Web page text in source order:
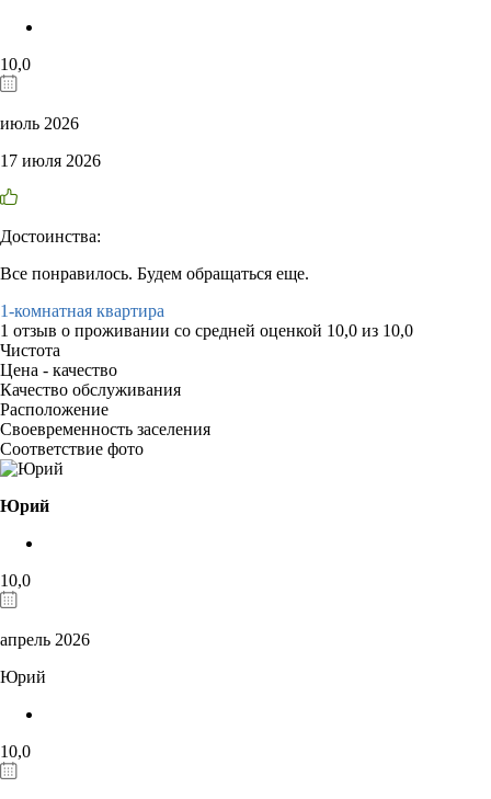
10,0
июль 2026
17 июля 2026
Достоинства:
Все понравилось. Будем обращаться еще.
1-комнатная квартира
1 отзыв о проживании со средней оценкой 10,0 из 10,0
Чистота
Цена - качество
Качество обслуживания
Расположение
Своевременность заселения
Соответствие фото
Юрий
10,0
апрель 2026
Юрий
10,0